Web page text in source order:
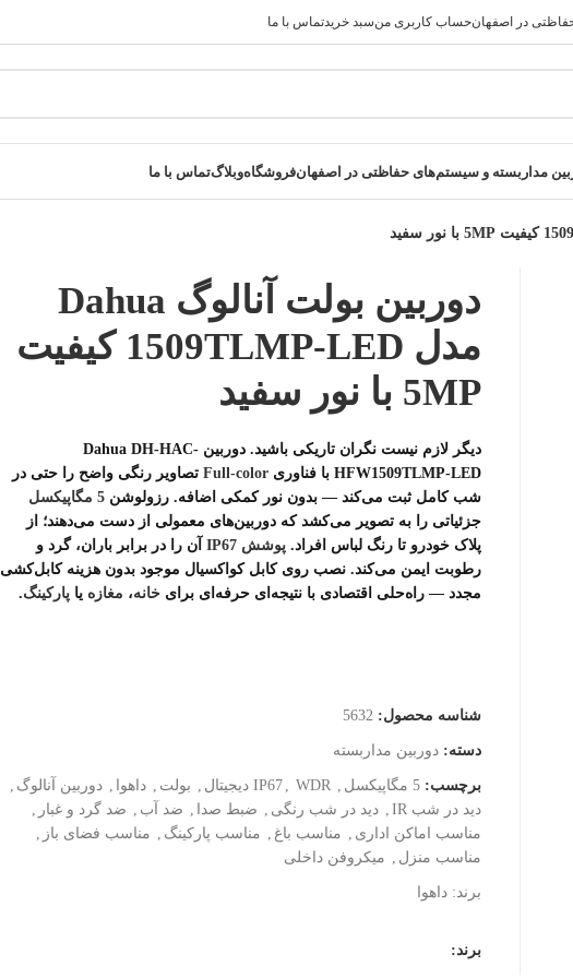
در اصفهانحساب کاربری منسبد خریدتماس با ما
مداربسته و سیستم‌های حفاظتی در اصفهانفروشگاهوبلاگتماس با ما
دوربین بولت آنالوگ Dahua
مدل 1509TLMP-LED کیفیت
5MP با نور سفید
دیگر لازم نیست نگران تاریکی باشید. دوربینDahua DH-HAC-
HFW1509TLMP-LED با فناوریFull-color تصاویر رنگی واضح را حتی در
شب کامل ثبت می‌کند — بدون نور کمکی اضافه. رزولوشن5 مگاپیکسل
جزئیاتی را به تصویر می‌کشد که دوربین‌های معمولی از دست می‌دهند؛ از
پلاک خودرو تا رنگ لباس افراد.پوششIP67 آن را در برابر باران، گرد و
رطوبت ایمن می‌کند. نصب روی کابل کواکسیال موجود بدون هزینه کابل‌کشی
مجدد — راه‌حلی اقتصادی با نتیجه‌ای حرفه‌ای برایخانه، مغازه یاپارکینگ.
شناسه محصول:5632
دسته: دوربین مداربسته
برچسب: 5 مگاپیکسل ,
IP67 , WDR دیجیتال , بولت , داهوا , دوربین آنالوگ ,
دید در شب IR
, دید در شب رنگی , ضبط صدا , ضد آب , ضد گرد و غبار ,
مناسب اماکن اداری , مناسب باغ , مناسب پارکینگ , مناسب فضای باز ,
مناسب منزل , میکروفن داخلی
برند:داهوا
برند:
خرید کنید در صورت مشکل حتما با پشتیبانی فروشگاه تماس بگیرید